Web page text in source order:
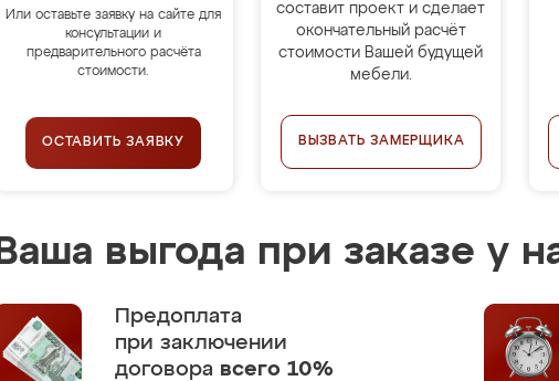
Или оставьте заявку на сайте для
консультации и
предварительного расчёта
стоимости.
ОСТАВИТЬ ЗАЯВКУ
составит проект и сделает
окончательный расчёт
стоимости Вашей будущей
мебели.
ВЫЗВАТЬ ЗАМЕРЩИКА
Ваша выгода при заказе у
Предоплата
при заключении
договора всего 10%